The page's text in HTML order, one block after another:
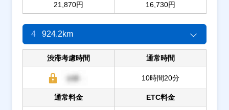
21,870円 16,730円
4 924.2km
渋滞考慮時間 通常時間
10時間20分
通常料金 ETC料金